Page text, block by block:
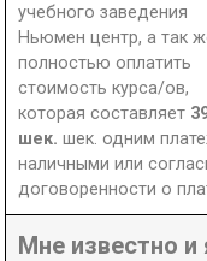
учебного заведения
Ньюмен центр, а так
полностью оплатить
стоимость курса/ов,
которая составляет
шек.шек. одним
наличными или
договоренности о
Мне известно и